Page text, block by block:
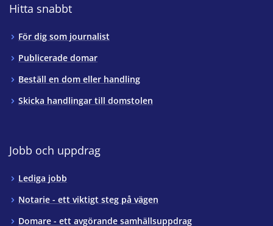
Hitta snabbt
För dig som journalist
Publicerade domar
Beställ en dom eller handling
Skicka handlingar till domstolen
Jobb och uppdrag
Lediga jobb
Notarie - ett viktigt steg på vägen
Domare - ett avgörande samhällsuppdrag